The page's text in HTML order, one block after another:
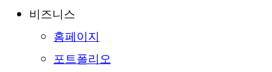
비즈니스
홈페이지
포트폴리오